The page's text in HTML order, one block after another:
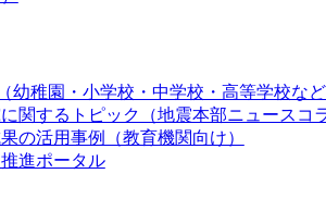
幼稚園・小学校・中学校・高等学校など
関するトピック（地震本部ニュースコ
の活用事例（教育機関向け）
進ポータル